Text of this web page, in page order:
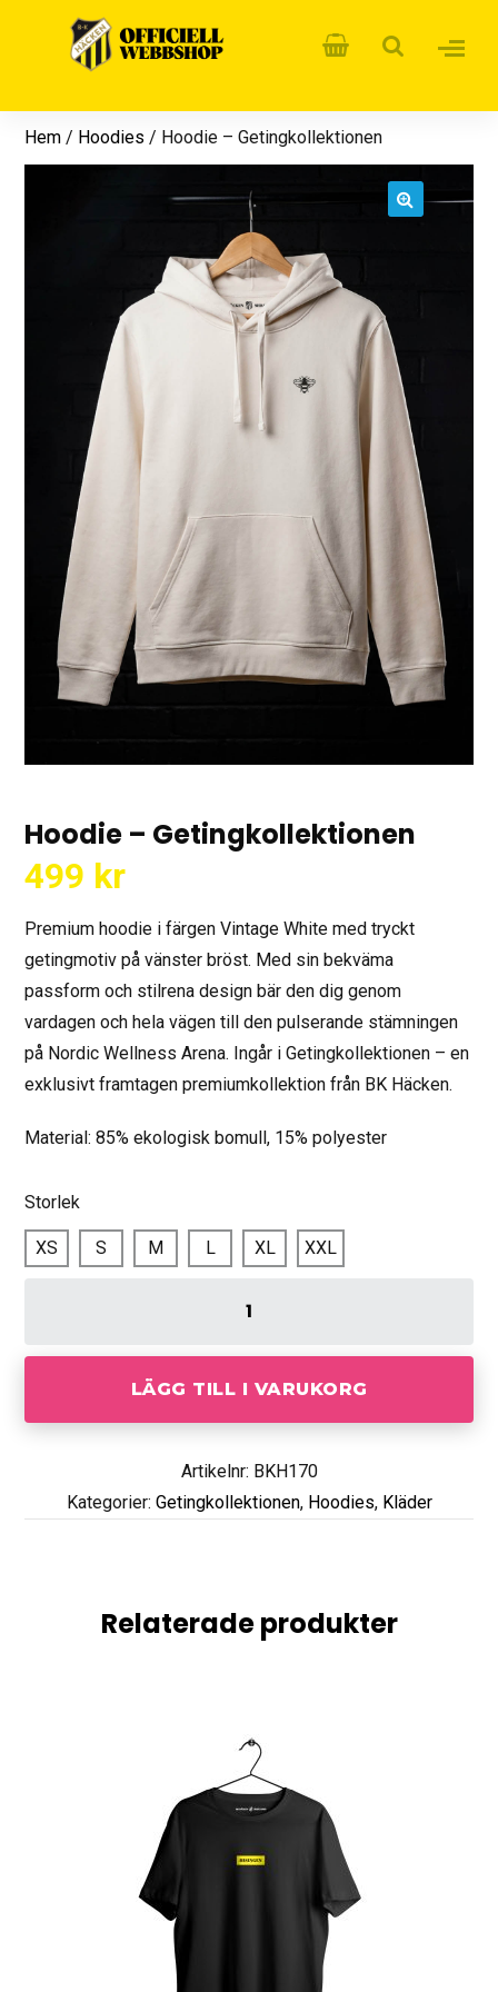
Hem / Hoodies / Hoodie – Getingkollektionen
Hoodie – Getingkollektionen
499 kr
Premium hoodie i färgen Vintage White med tryckt
getingmotiv på vänster bröst. Med sin bekväma
passform och stilrena design bär den dig genom
vardagen och hela vägen till den pulserande stämningen
på Nordic Wellness Arena. Ingår i Getingkollektionen – en
exklusivt framtagen premiumkollektion från BK Häcken.
Material: 85% ekologisk bomull, 15% polyester
Storlek
XS S M L XL XXL
LÄGG TILL I VARUKORG
Artikelnr: BKH170
Kategorier: Getingkollektionen, Hoodies, Kläder
Relaterade produkter